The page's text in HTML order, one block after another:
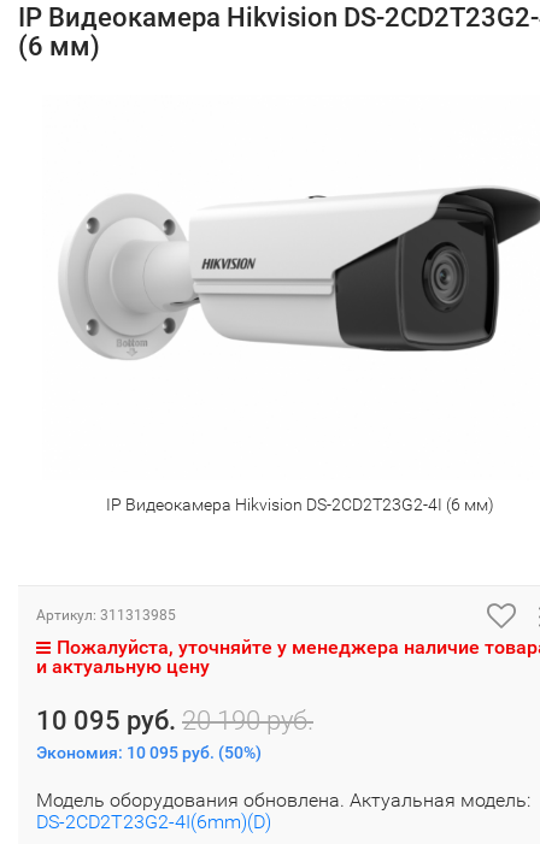
IP Видеокамера Hikvision DS-
(6 мм)
IP Видеокамера Hikvision DS-2CD2T23G2-4I (6 мм)
Артикул: 311313985
Пожалуйста, уточняйте у менеджера наличие
и актуальную цену
10 095 руб. 20 190 руб.
Экономия: 10 095 руб. (50%)
Модель оборудования обновлена. Актуальная модель:
DS-2CD2T23G2-4I(6mm)(D)